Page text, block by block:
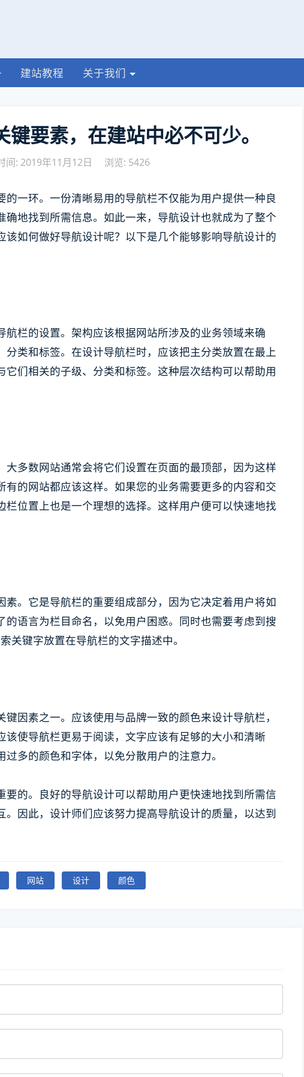
建站教程 关于我们
要素，在建站中必不可少。
间: 2019年11月12日 浏览: 5426
一环。一份清晰易用的导航栏不仅能为用户提供一种良
地找到所需信息。如此一来，导航设计也就成为了整个
该如何做好导航设计呢？以下是几个能够影响导航设计的
航栏的设置。架构应该根据网站所涉及的业务领域来确
分类和标签。在设计导航栏时，应该把主分类放置在最上
们相关的子级、分类和标签。这种层次结构可以帮助用
大多数网站通常会将它们设置在页面的最顶部，因为这样
有的网站都应该这样。如果您的业务需要更多的内容和交
栏位置上也是一个理想的选择。这样用户便可以快速地找
。它是导航栏的重要组成部分，因为它决定着用户将如
语言为栏目命名，以免用户困惑。同时也需要考虑到搜
关键字放置在导航栏的文字描述中。
因素之一。应该使用与品牌一致的颜色来设计导航栏，
该使导航栏更易于阅读，文字应该有足够的大小和清晰
多的颜色和字体，以免分散用户的注意力。
要的。良好的导航设计可以帮助用户更快速地找到所需信
因此，设计师们应该努力提高导航设计的质量，以达到
网站 设计 颜色